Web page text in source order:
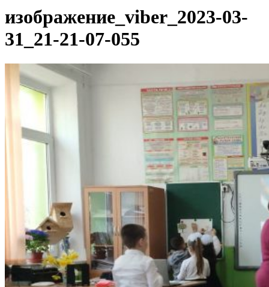
изображение_viber_2023-03-
31_21-21-07-055